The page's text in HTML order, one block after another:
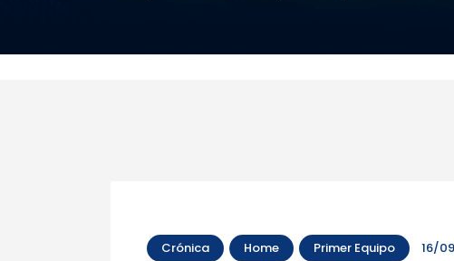
Crónica Home Primer Equipo 16/